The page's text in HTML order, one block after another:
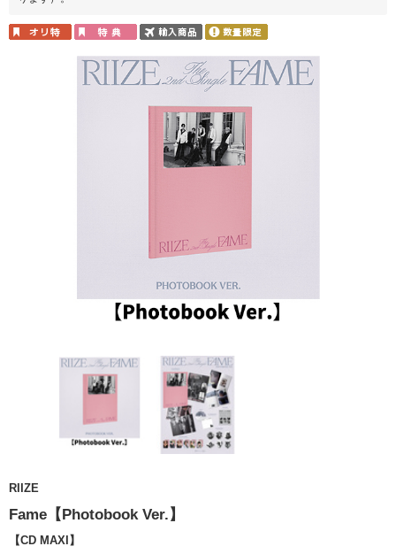
RIIZE
Fame【Photobook Ver.】
【CD MAXI】